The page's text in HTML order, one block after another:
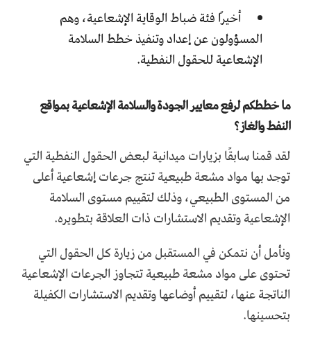
أخيرًا فئة ضباط الوقاية الإشعاعية، وهم
المسؤولون عن إعداد وتنفيذ خطط السلامة
الإشعاعية للحقول النفطية.
ما خططكم لرفع معايير الجودة والسلامة الإشعاعية بمواقع
النفط والغاز؟
لقد قمنا سابقًا بزيارات ميدانية لبعض الحقول النفطية التي
توجد بها مواد مشعة طبيعية تنتج جرعات إشعاعية أعلى
من المستوى الطبيعي، وذلك لتقييم مستوى السلامة
الإشعاعية وتقديم الاستشارات ذات العلاقة بتطويره.
ونأمل أن نتمكن في المستقبل من زيارة كل الحقول التي
تحتوى على مواد مشعة طبيعية تتجاوز الجرعات الإشعاعية
الناتجة عنها، لتقييم أوضاعها وتقديم الاستشارات الكفيلة
بتحسينها.